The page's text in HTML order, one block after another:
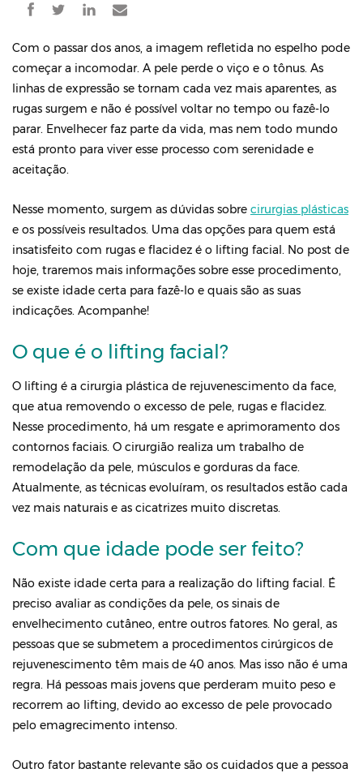
Com o passar dos anos, a imagem refletida no espelho pode
começar a incomodar. A pele perde o viço e o tônus. As
linhas de expressão se tornam cada vez mais aparentes, as
rugas surgem e não é possível voltar no tempo ou fazê-lo
parar. Envelhecer faz parte da vida, mas nem todo mundo
está pronto para viver esse processo com serenidade e
aceitação.
Nesse momento, surgem as dúvidas sobre cirurgias plásticas
e os possíveis resultados. Uma das opções para quem está
insatisfeito com rugas e flacidez é o lifting facial. No post de
hoje, traremos mais informações sobre esse procedimento,
se existe idade certa para fazê-lo e quais são as suas
indicações. Acompanhe!
O que é o lifting facial?
O lifting é a cirurgia plástica de rejuvenescimento da face,
que atua removendo o excesso de pele, rugas e flacidez.
Nesse procedimento, há um resgate e aprimoramento dos
contornos faciais. O cirurgião realiza um trabalho de
remodelação da pele, músculos e gorduras da face.
Atualmente, as técnicas evoluíram, os resultados estão cada
vez mais naturais e as cicatrizes muito discretas.
Com que idade pode ser feito?
Não existe idade certa para a realização do lifting facial. É
preciso avaliar as condições da pele, os sinais de
envelhecimento cutâneo, entre outros fatores. No geral, as
pessoas que se submetem a procedimentos cirúrgicos de
rejuvenescimento têm mais de 40 anos. Mas isso não é uma
regra. Há pessoas mais jovens que perderam muito peso e
recorrem ao lifting, devido ao excesso de pele provocado
pelo emagrecimento intenso.
Outro fator bastante relevante são os cuidados que a pessoa